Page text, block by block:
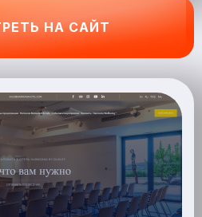
НА САЙТ